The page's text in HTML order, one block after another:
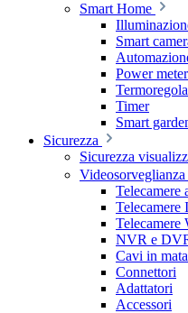
Smart Home
Smart
Power
Timer
Smart
Sicurezza
Sicurezza
Videosorveglianza
Telecamere
Telecamere
Telecamere
NVR e
Cavi in
Connettori
Adattatori
Accessori